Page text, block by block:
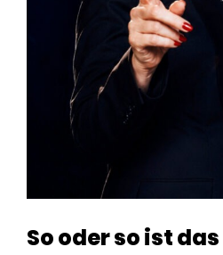
So oder so ist das